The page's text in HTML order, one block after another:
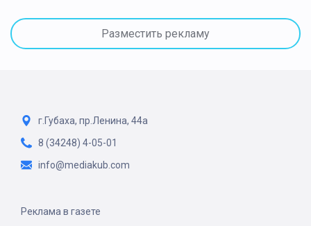
Разместить рекламу
г.Губаха, пр.Ленина, 44а
8 (34248) 4-05-01
info@mediakub.com
Реклама в газете